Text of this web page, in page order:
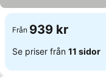
Från 939 kr
Se priser från 11 sidor